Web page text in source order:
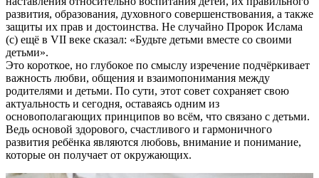
развития, образования, духовного совершенствования, а также
защиты их прав и достоинства. Не случайно Пророк Ислама
(с) ещё в VII веке сказал: «Будьте детьми вместе со своими
детьми».
Это короткое, но глубокое по смыслу изречение подчёркивает
важность любви, общения и взаимопонимания между
родителями и детьми. По сути, этот совет сохраняет свою
актуальность и сегодня, оставаясь одним из
основополагающих принципов во всём, что связано с детьми.
Ведь основой здорового, счастливого и гармоничного
развития ребёнка являются любовь, внимание и понимание,
которые он получает от окружающих.